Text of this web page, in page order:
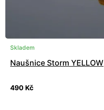
Skladem
Naušnice Storm YELLOW
490 Kč